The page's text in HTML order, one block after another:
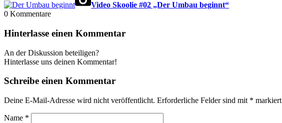
Video Skoolie #02 „Der Umbau beginnt“
0 Kommentare
Hinterlasse einen Kommentar
An der Diskussion beteiligen?
Hinterlasse uns deinen Kommentar!
Schreibe einen Kommentar
Deine E-Mail-Adresse wird nicht veröffentlicht. Erforderliche Felder sind mit * markiert
Name *